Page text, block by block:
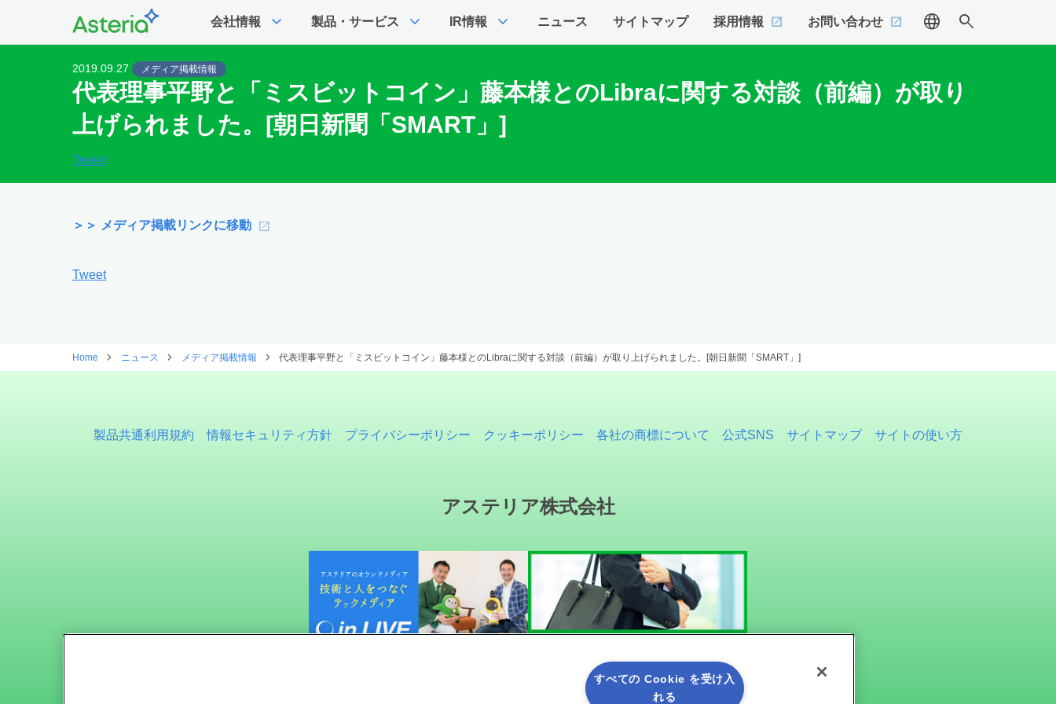
会社情報 expand_more 製品・サービス expand_more IR情報 expand_more ニュース サイトマップ 採用情報 お問い合わせ language search
2019.09.27 メディア掲載情報
代表理事平野と「ミスビットコイン」藤本様とのLibraに関する対談（前編）が取り
上げられました。[朝日新聞「SMART」]
Tweet
＞＞ メディア掲載リンクに移動
Tweet
Home ニュース メディア掲載情報 代表理事平野と「ミスビットコイン」藤本様とのLibraに関する対談（前編）が取り上げられました。[朝日新聞「SMART」]
製品共通利用規約 情報セキュリティ方針 プライバシーポリシー クッキーポリシー 各社の商標について 公式SNS サイトマップ サイトの使い方
アステリア株式会社
すべての Cookie を受け入
れる